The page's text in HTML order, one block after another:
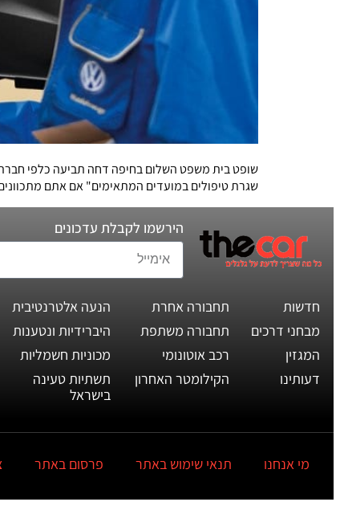
שופט בית משפט השלום בחיפה דחה תביעה כלפי
שגרת טיפולים במועדים המתאימים" אם אתם
הירשמו לקבלת עדכונים
חדשות
מבחני דרכים
המגזין
דעותינו
תחבורה אחרת
תחבורה משתפת
רכב אוטונומי
הקילומטר האחרון
הנעה אלטרנטיבית
היברידיות ונטענות
מכוניות חשמליות
תשתיות טעינה
בישראל
מי אנחנו תנאי שימוש באתר פרסום באתר